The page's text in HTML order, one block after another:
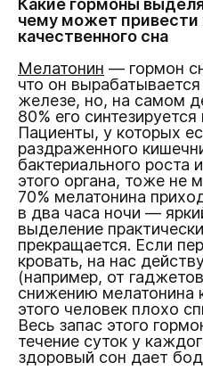
Какие гормоны
чему может привести
качественного сна
Мелатонин — гормон
что он
железе, но, на самом
80% его
Пациенты, у которых
раздраженного
бактериального роста
этого органа, тоже не
70% мелатонина
в два часа ночи —
выделение
прекращается. Если
кровать, на нас
(например, от
снижению мелатонина
этого человек плохо
Весь запас этого
течение суток у
здоровый сон дает